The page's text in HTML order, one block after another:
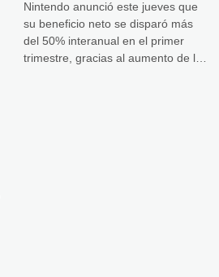
Nintendo anunció este jueves que
su beneficio neto se disparó más
del 50% interanual en el primer
trimestre, gracias al aumento de las